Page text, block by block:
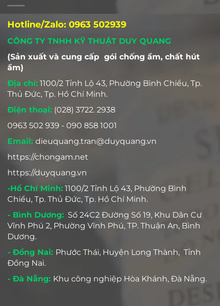
Hotline/Zalo: 0963 502939
CÔNG TY TNHH KỸ THUẬT DUY QUANG
(Sản xuất và cung cấp gói chống ẩm, chất hút
ẩm)
Địa chỉ: 1100/2 Tỉnh Lộ 43, Phường Bình Chiểu, Tp.
Thủ Đức, Tp. Hồ Chí Minh.
Điện thoại: (028) 3722. 2938
0963 502 939 - 090 858 1001
Email: dieuquang.tran@duyquang.vn
https://chongam.net
https://duyquang.vn
-Hồ Chí Minh: 1100/2 Tỉnh Lộ 43, Phường Bình
Chiểu, Tp. Thủ Đức, Tp. Hồ Chí Minh.
- Bình Dương: Số 24C2 Đường Số 19, Khu Dân Cư
Vĩnh Phú 2, Phường Vĩnh Phú, TP. Thuận An, Bình
Dương.
- Đồng Nai: Phước Thái, Huyện Long Thành, Tỉnh
Đồng Nai.
- Đà Nẵng: Khu công nghiệp Hòa Khánh, Đà Nẵng.